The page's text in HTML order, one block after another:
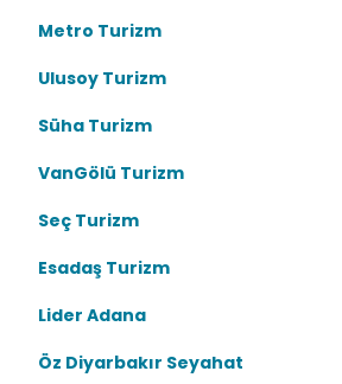
Metro Turizm
Ulusoy Turizm
Süha Turizm
VanGölü Turizm
Seç Turizm
Esadaş Turizm
Lider Adana
Öz Diyarbakır Seyahat